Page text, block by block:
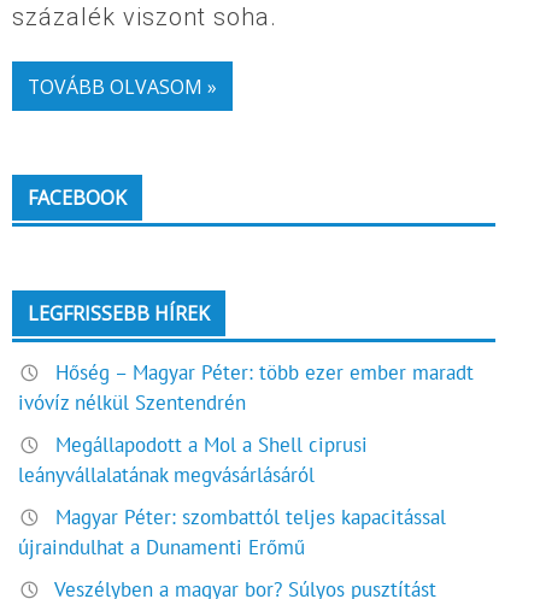
százalék viszont soha.
TOVÁBB OLVASOM »
FACEBOOK
LEGFRISSEBB HÍREK
Hőség – Magyar Péter: több ezer ember maradt
ivóvíz nélkül Szentendrén
Megállapodott a Mol a Shell ciprusi
leányvállalatának megvásárlásáról
Magyar Péter: szombattól teljes kapacitással
újraindulhat a Dunamenti Erőmű
Veszélyben a magyar bor? Súlyos pusztítást